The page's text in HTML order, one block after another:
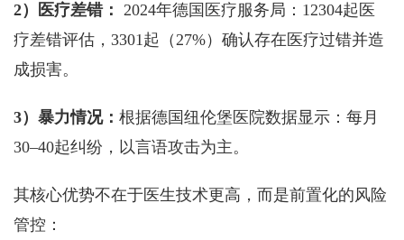
2）医疗差错： 2024年德国医疗服务局：12304起医
疗差错评估，3301起（27%）确认存在医疗过错并造
成损害。
3）暴力情况： 根据德国纽伦堡医院数据显示：每月
30–40起纠纷，以言语攻击为主。
其核心优势不在于医生技术更高，而是前置化的风险
管控：